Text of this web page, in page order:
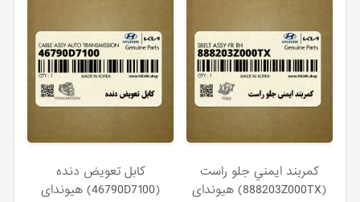
كمربند ايمني جلو راست
(888203Z000TX) هیوندای
كابل تعويض دنده
(46790D7100) هیوندای